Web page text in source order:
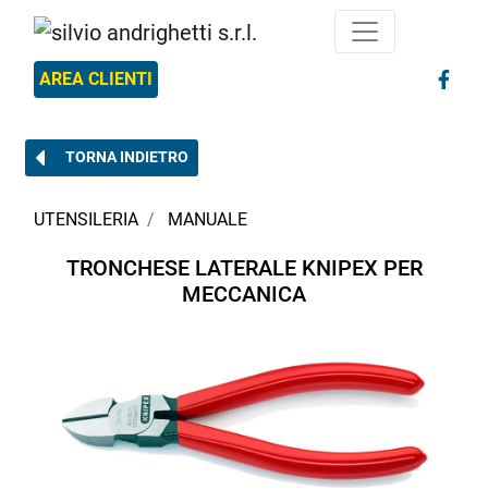
AREA CLIENTI
TORNA INDIETRO
UTENSILERIA MANUALE
TRONCHESE LATERALE KNIPEX PER
MECCANICA